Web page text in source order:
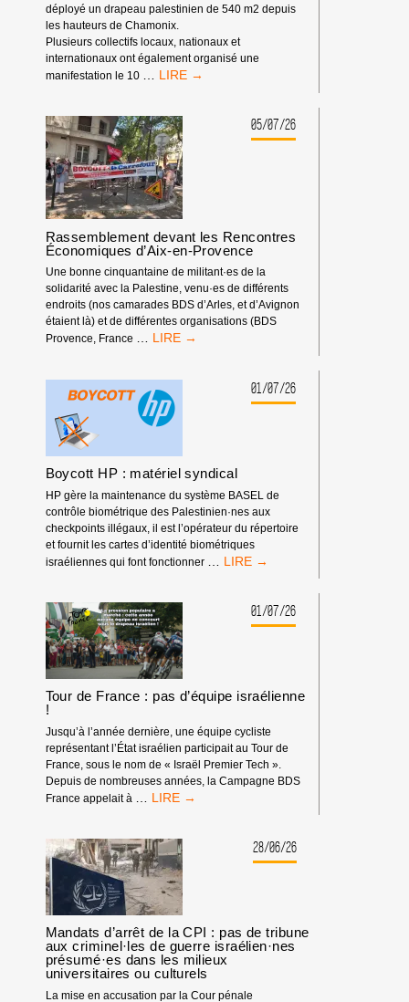
déployé un drapeau palestinien de 540 m2 depuis
les hauteurs de Chamonix.
Plusieurs collectifs locaux, nationaux et
internationaux ont également organisé une
manifestation le 10
BOYCOTT
LA
FÉDÉRATION
ISRAÉLIENNE
D’ESCALADE
DOIT
ÊTRE
EXCLUE
DES
COMPÉTITIONS
INTERNATIONALES
!
05/07/26
Rassemblement devant les Rencontres
Économiques d’Aix-en-Provence
Une bonne cinquantaine de militant·es de la
solidarité avec la Palestine, venu·es de différents
endroits (nos camarades BDS d’Arles, et d’Avignon
étaient là) et de différentes organisations (BDS
Provence, France … RASSEMBLEMENT
RENCONTRES
ÉCONOMIQUES
D’AIX-
01/07/26
Boycott HP : matériel syndical
HP gère la maintenance du système BASEL de
contrôle biométrique des Palestinien·nes aux
checkpoints illégaux, il est l’opérateur du répertoire
et fournit les cartes d’identité biométriques
israéliennes qui font fonctionner
BOYCOTT
MATÉRIEL
SYNDICAL
01/07/26
Tour de France : pas d’équipe israélienne
!
Jusqu’à l’année dernière, une équipe cycliste
représentant l’État israélien participait au Tour de
France, sous le nom de « Israël Premier Tech ».
Depuis de nombreuses années, la Campagne BDS
France appelait à
TOUR
:
PAS
D’ÉQUIPE
ISRAÉLIENNE
!
28/06/26
Mandats d’arrêt de la CPI : pas de tribune
aux criminel·les de guerre israélien·nes
présumé·es dans les milieux
universitaires ou culturels
La mise en accusation par la Cour pénale